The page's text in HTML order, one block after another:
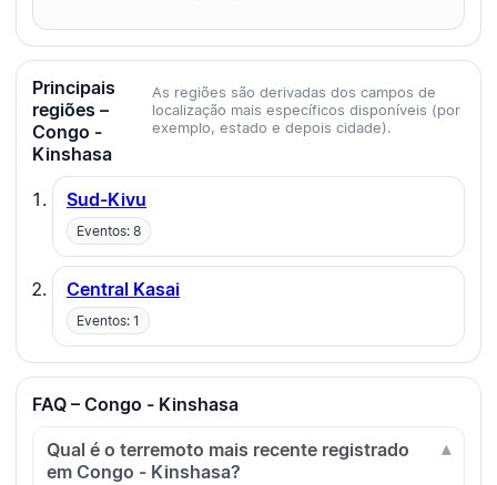
Principais
regiões –
Congo -
Kinshasa
As regiões são derivadas dos campos de
localização mais específicos disponíveis (por
exemplo, estado e depois cidade).
Sud-Kivu
Eventos: 8
Central Kasai
Eventos: 1
FAQ – Congo - Kinshasa
Qual é o terremoto mais recente registrado
em Congo - Kinshasa?